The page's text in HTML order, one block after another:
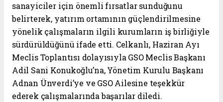
sanayiciler için önemli fırsatlar sunduğunu
belirterek, yatırım ortamının güçlendirilmesine
yönelik çalışmaların ilgili kurumların iş birliğiyle
sürdürüldüğünü ifade etti. Celkanlı, Haziran Ayı
Meclis Toplantısı dolayısıyla GSO Meclis Başkanı
Adil Sani Konukoğlu’na, Yönetim Kurulu Başkanı
Adnan Ünverdi’ye ve GSO Ailesine teşekkür
ederek çalışmalarında başarılar diledi.